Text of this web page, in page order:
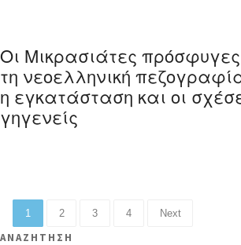
Οι Μικρασιάτες
τη νεοελληνική
η εγκατάσταση και οι
γηγενείς
1 2 3 4 Next
ΑΝΑΖΗΤΗΣΗ